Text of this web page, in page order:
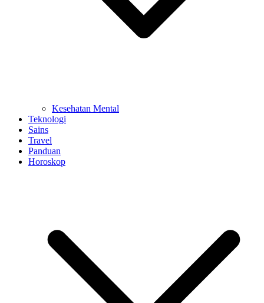
Kesehatan Mental
Teknologi
Sains
Travel
Panduan
Horoskop